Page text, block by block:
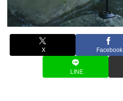
X Facebook
LINE